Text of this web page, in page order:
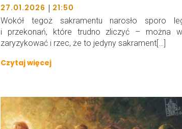
27.01.2026 | 21:50
Wokół tegoż sakramentu narosło sporo
i przekonań, które trudno zliczyć – można
zaryzykować i rzec, że to jedyny sakrament[…]
Czytaj więcej